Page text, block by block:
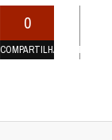
0
COMPARTILHAMENTOS